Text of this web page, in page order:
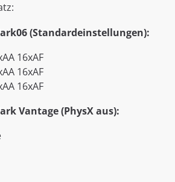
(Standardeinstellungen):
16xAF
16xAF
16xAF
Vantage (PhysX aus):